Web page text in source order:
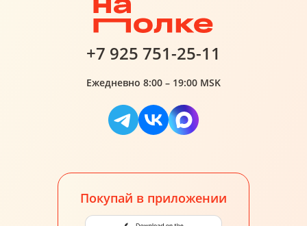
+7 925 751-25-11
Ежедневно 8:00 – 19:00 MSK
Покупай в приложении